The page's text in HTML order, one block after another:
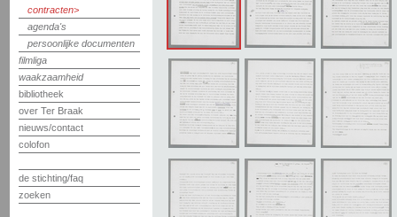
contracten
agenda's
persoonlijke documenten
filmliga
waakzaamheid
bibliotheek
over Ter Braak
nieuws/contact
colofon
de stichting/faq
zoeken